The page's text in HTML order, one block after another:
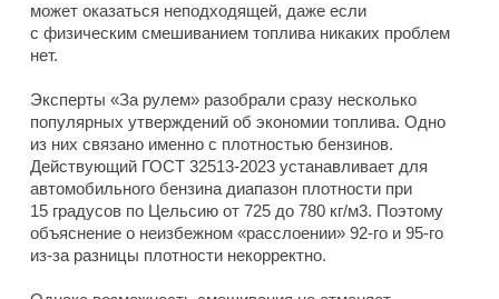
может оказаться неподходящей, даже если
с физическим смешиванием топлива никаких проблем
нет.
Эксперты «За рулем» разобрали сразу несколько
популярных утверждений об экономии топлива. Одно
из них связано именно с плотностью бензинов.
Действующий ГОСТ 32513-2023 устанавливает для
автомобильного бензина диапазон плотности при
15 градусов по Цельсию от 725 до 780 кг/м3. Поэтому
объяснение о неизбежном «расслоении» 92-го и 95-го
из-за разницы плотности некорректно.